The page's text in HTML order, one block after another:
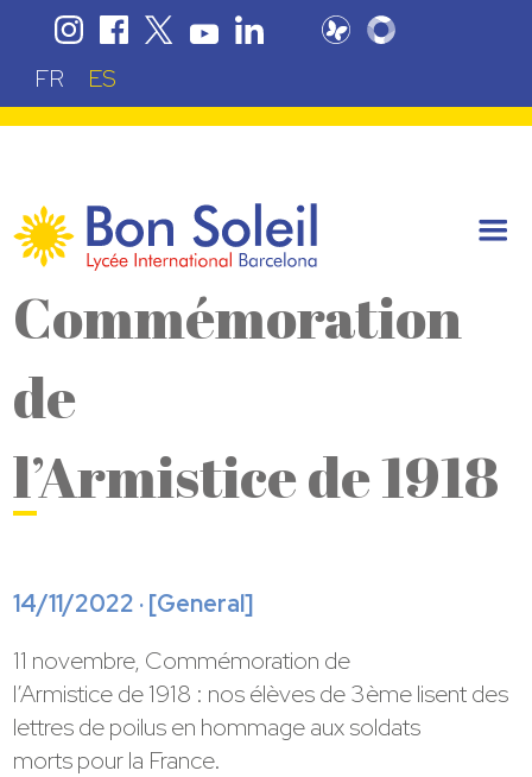
FR ES
Commémoration
de
l’Armistice de 1918
14/11/2022 · [General]
11 novembre, Commémoration de
l’Armistice de 1918 : nos élèves de 3ème lisent des
lettres de poilus en hommage aux soldats
morts pour la France.